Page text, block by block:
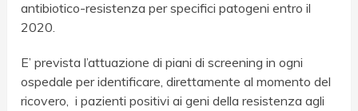
antibiotico-resistenza per specifici patogeni entro il
2020.
E’ prevista l’attuazione di piani di screening in ogni
ospedale per identificare, direttamente al momento del
ricovero, i pazienti positivi ai geni della resistenza agli